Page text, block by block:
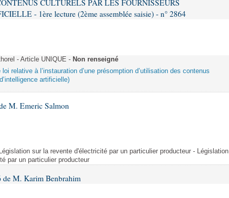
CULTURELS PAR LES FOURNISSEURS
- 1ère lecture (2ème assemblée saisie) - n° 2864
- Article UNIQUE - Non renseigné
relative à l’instauration d’une présomption d’utilisation des contenus
artificielle)
M. Emeric Salmon
sur la revente d'électricité par un particulier producteur - Législation
par un particulier producteur
de M. Karim Benbrahim